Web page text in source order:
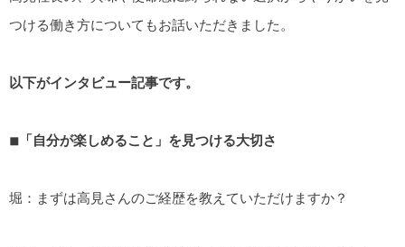
つける働き方についてもお話いただきました。
以下がインタビュー記事です。
◾ 「自分が楽しめること」を見つける大切さ
堀：まずは高見さんのご経歴を教えていただけますか？